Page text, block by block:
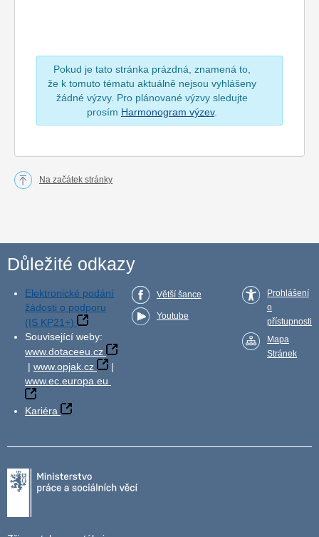
Pokud je tato stránka prázdná, znamená to,
že k tomuto tématu aktuálně nejsou vyhlášeny
žádné výzvy. Pro plánované výzvy sledujte
prosím Harmonogram výzev.
Na začátek stránky
Důležité odkazy
Elektronické podání
žádosti o podporu
(IS KP21+)
Související weby:
www.dotaceeu.cz
| www.opjak.cz
|
www.ec.europa.eu
Kariéra
Větší šance
Youtube
Prohlášení
o
přístupnosti
Mapa
Stránek